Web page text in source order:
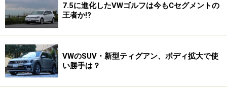
インパネのデザインも刷新、よりドライバー志向のレイアウ
的
7.5に進化したVWゴルフは今もCセグメントの
王者か!?
VWのSUV・新型ティグアン、ボディ拡大で使
い勝手は？